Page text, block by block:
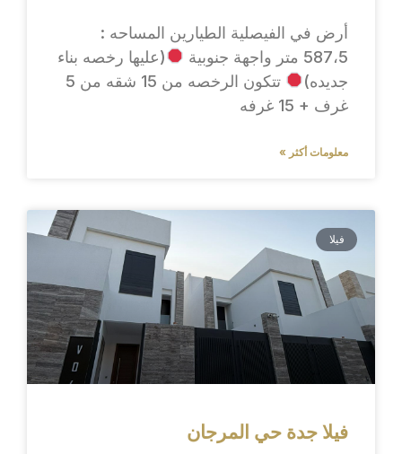
أرض في الفيصلية الطيارين المساحه :
587،5 متر واجهة جنوبية
(عليها رخصه بناء
جديده)
تتكون الرخصه من 15 شقه من 5
غرف + 15 غرفه
معلومات أكثر »
فيلا
فيلا جدة حي المرجان